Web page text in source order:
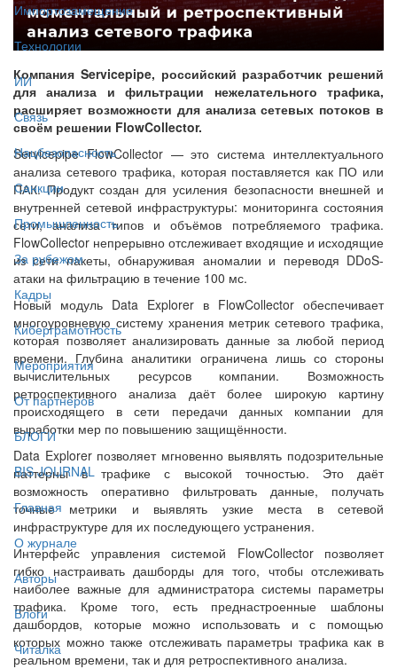
Импортозамещение
Технологии
ИИ
Связь
Нацбезопасность
Санкции
Промышленность
За рубежом
Кадры
Киберграмотность
Мероприятия
От партнёров
БЛОГИ
BIS JOURNAL
Главная
О журнале
Авторы
Блоги
Читалка
Компания Servicepipe, российский разработчик решений
для анализа и фильтрации нежелательного трафика,
расширяет возможности для анализа сетевых потоков в
своём решении FlowCollector.
Servicepipe FlowCollector — это система интеллектуального
анализа сетевого трафика, которая поставляется как ПО или
ПАК. Продукт создан для усиления безопасности внешней и
внутренней сетевой инфраструктуры: мониторинга состояния
сети, анализа типов и объёмов потребляемого трафика.
FlowCollector непрерывно отслеживает входящие и исходящие
из сети пакеты, обнаруживая аномалии и переводя DDoS-
атаки на фильтрацию в течение 100 мс.
Новый модуль Data Explorer в FlowCollector обеспечивает
многоуровневую систему хранения метрик сетевого трафика,
которая позволяет анализировать данные за любой период
времени. Глубина аналитики ограничена лишь со стороны
вычислительных ресурсов компании. Возможность
ретроспективного анализа даёт более широкую картину
происходящего в сети передачи данных компании для
выработки мер по повышению защищённости.
Data Explorer позволяет мгновенно выявлять подозрительные
паттерны в трафике с высокой точностью. Это даёт
возможность оперативно фильтровать данные, получать
точные метрики и выявлять узкие места в сетевой
инфраструктуре для их последующего устранения.
Интерфейс управления системой FlowCollector позволяет
гибко настраивать дашборды для того, чтобы отслеживать
наиболее важные для администратора системы параметры
трафика. Кроме того, есть преднастроенные шаблоны
дашбордов, которые можно использовать и с помощью
которых можно также отслеживать параметры трафика как в
реальном времени, так и для ретроспективного анализа.